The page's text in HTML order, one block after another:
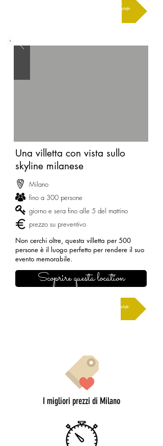
Richiedere un preventivo
Una villetta con vista sullo
skyline milanese
Milano
fino a 300 persone
giorno e sera fino alle 5 del mattino
prezzo su preventivo
Non cerchi oltre, questa villetta per 500
persone è il luogo perfetto per rendere il suo
evento memorabile.
Scoprire questa location
Richiedere un preventivo
I migliori prezzi di Milano